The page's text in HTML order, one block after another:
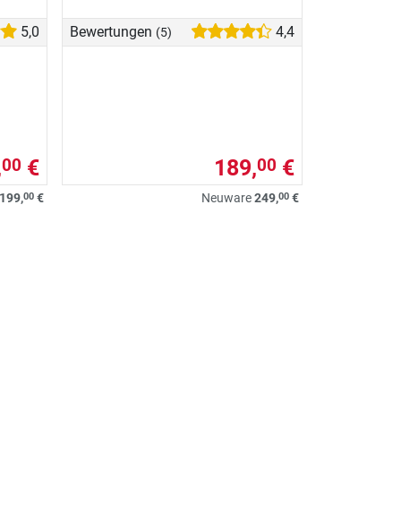
5,0
00 €
199,00 €
Bewertungen (5) 4,4
189,00 €
Neuware249,00 €